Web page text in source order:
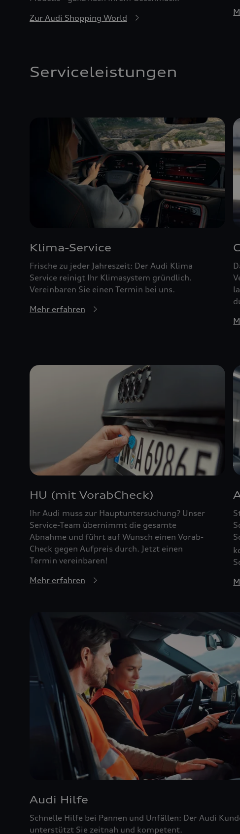
Zur Audi Shopping World
Serviceleistungen
Klima-Service
Frische zu jeder Jahreszeit: Der Audi Klima
Service reinigt Ihr Klimasystem gründlich.
Vereinbaren Sie einen Termin bei uns.
Mehr erfahren
HU (mit VorabCheck)
Ihr Audi muss zur Hauptuntersuchung? Unser
Service-Team übernimmt die gesamte
Abnahme und führt auf Wunsch einen Vorab-
Check gegen Aufpreis durch. Jetzt einen
Termin vereinbaren!
Mehr erfahren
Audi Hilfe
Schnelle Hilfe bei Pannen und Unfällen: Der Audi
unterstützt Sie zeitnah und kompetent.